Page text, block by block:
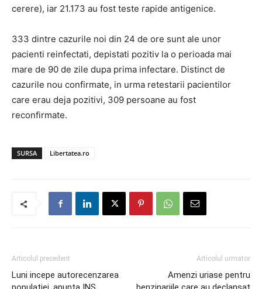
cerere), iar 21.173 au fost teste rapide antigenice.
333 dintre cazurile noi din 24 de ore sunt ale unor
pacienti reinfectati, depistati pozitiv la o perioada mai
mare de 90 de zile dupa prima infectare. Distinct de
cazurile nou confirmate, in urma retestarii pacientilor
care erau deja pozitivi, 309 persoane au fost
reconfirmate.
SURSA Libertatea.ro
Articolul precedent
Luni incepe autorecenzarea
Articolul urmator
Amenzi uriase pentru